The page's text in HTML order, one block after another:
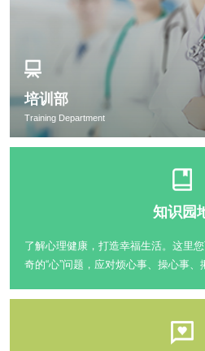
培训部
Training Department
知识园
了解心理健康，打造幸福生活。这里
奇的“心”问题，应对烦心事、操心事、